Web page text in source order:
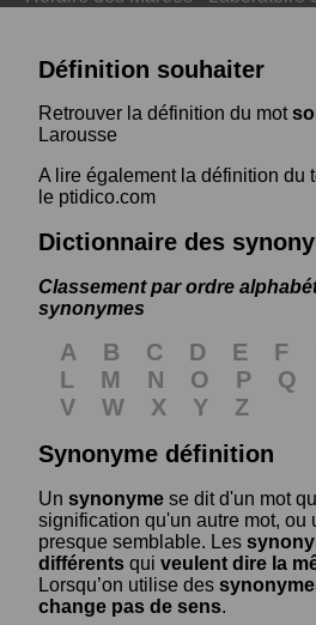
Définition souhaiter
Retrouver la définition du mot
Larousse
A lire également la définition du
le ptidico.com
Dictionnaire des
Classement par ordre
synonymes
A B C D E F
L
M N O P Q
V
W X Y
Z
Synonyme définition
Un synonyme se dit d'un mot
signification qu'un autre mot, ou
presque semblable. Les
différents qui veulent dire la
Lorsqu’on utilise des
change pas de sens.